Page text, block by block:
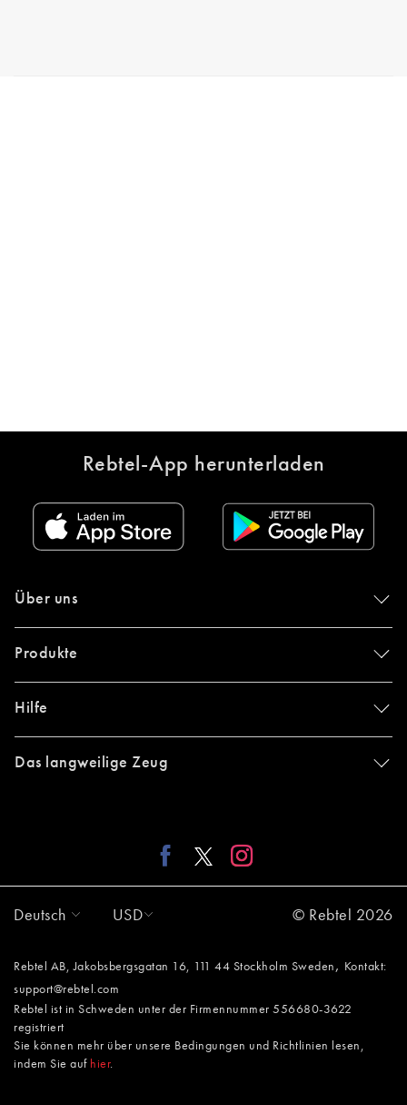
Rebtel-App herunterladen
Über uns
Produkte
Hilfe
Das langweilige Zeug
Deutsch USD © Rebtel 2026
Rebtel AB, Jakobsbergsgatan 16, 111 44 Stockholm Sweden ,
Kontakt:
support@rebtel.com
Rebtel ist in Schweden unter der Firmennummer 556680-3622
registriert
Sie können mehr über unsere Bedingungen und Richtlinien lesen,
indem Sie auf hier.